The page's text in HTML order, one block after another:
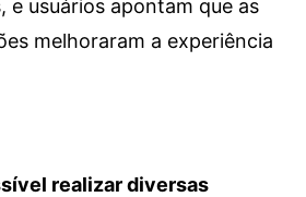
e usuários apontam que as
melhoraram a experiência
realizar diversas